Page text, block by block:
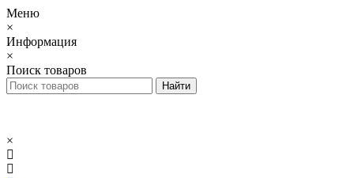
Меню
×
Информация
×
Поиск товаров
×